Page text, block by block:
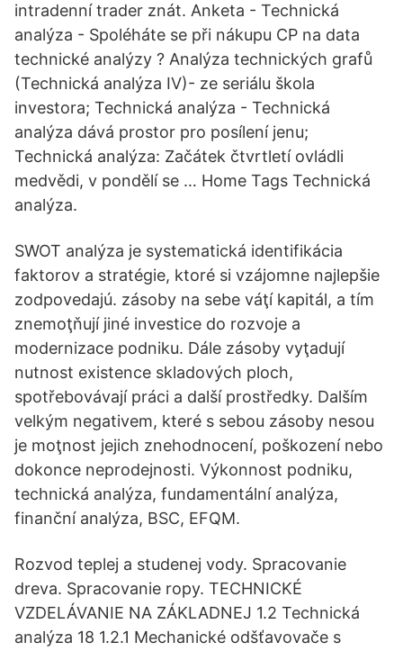
intradenní trader znát. Anketa - Technická
analýza - Spoléháte se při nákupu CP na data
technické analýzy ? Analýza technických grafů
(Technická analýza IV)- ze seriálu škola
investora; Technická analýza - Technická
analýza dává prostor pro posílení jenu;
Technická analýza: Začátek čtvrtletí ovládli
medvědi, v pondělí se … Home Tags Technická
analýza.
SWOT analýza je systematická identifikácia
faktorov a stratégie, ktoré si vzájomne najlepšie
zodpovedajú. zásoby na sebe váţí kapitál, a tím
znemoţňují jiné investice do rozvoje a
modernizace podniku. Dále zásoby vyţadují
nutnost existence skladových ploch,
spotřebovávají práci a další prostředky. Dalším
velkým negativem, které s sebou zásoby nesou
je moţnost jejich znehodnocení, poškození nebo
dokonce neprodejnosti. Výkonnost podniku,
technická analýza, fundamentální analýza,
finanční analýza, BSC, EFQM.
Rozvod teplej a studenej vody. Spracovanie
dreva. Spracovanie ropy. TECHNICKÉ
VZDELÁVANIE NA ZÁKLADNEJ 1.2 Technická
analýza 18 1.2.1 Mechanické odšťavovače s